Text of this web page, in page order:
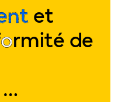
et
ormité de
…